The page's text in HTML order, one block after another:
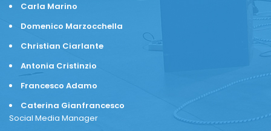
Carla Marino
Domenico Marzocchella
Christian Ciarlante
Antonia Cristinzio
Francesco Adamo
Caterina Gianfrancesco
Social Media Manager